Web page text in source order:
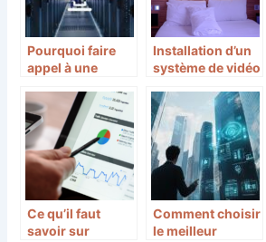
Pourquoi faire
appel à une
infogérance ? 3
avantages clés
Installation d’un
système de vidéo
dans les hôtels :
importance et
fonctionnement
Ce qu’il faut
savoir sur
Comment choisir
le meilleur